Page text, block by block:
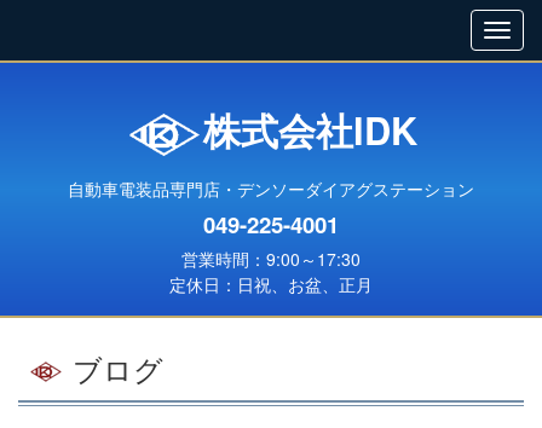
株式会社IDK
自動車電装品専門店・デンソーダイアグステーション
049-225-4001
営業時間：9:00～17:30
定休日：日祝、お盆、正月
ブログ